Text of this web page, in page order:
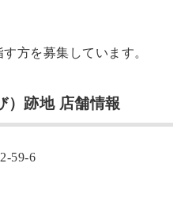
方を募集しています。
）跡地 店舗情報
59-6